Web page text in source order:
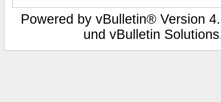
Powered by vBulletin® Version
und vBulletin